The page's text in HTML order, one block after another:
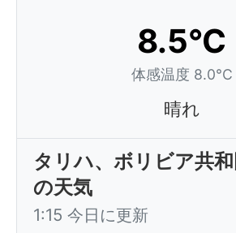
8.5°C
体感温度 8.0°C
晴れ
タリハ、ボリビア共
の天気
1:15 今日に更新